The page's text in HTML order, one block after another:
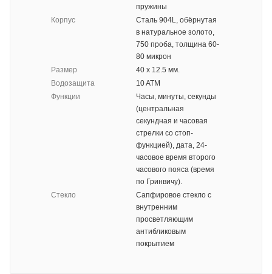
пружины
Корпус
Сталь 904L, обёрнутая
в натуральное золото,
750 проба, толщина 60-
80 микрон
Размер
40 х 12.5 мм.
Водозащита
10 ATM
Функции
Часы, минуты, секунды
(центральная
секундная и часовая
стрелки со стоп-
функцией), дата, 24-
часовое время второго
часового пояса (время
по Гринвичу).
Стекло
Сапфировое стекло с
внутренним
просветляющим
антибликовым
покрытием